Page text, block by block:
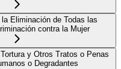
Eliminación de Todas las
contra la Mujer
y Otros Tratos o Penas
o Degradantes